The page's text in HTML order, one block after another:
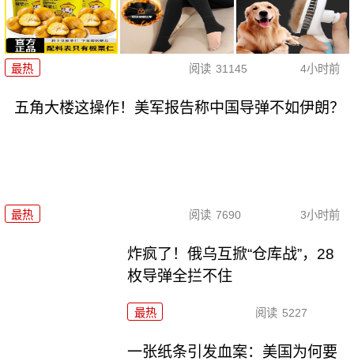
最热 阅读 31145 4小时前
五角大楼这操作！美军报告称中国导弹不如伊朗？
最热 阅读 7690 3小时前
炸疯了！俄乌互掀“仓库战”，28
枚导弹全拦不住
最热 阅读 5227
一张纸条引发血案：美国为何要